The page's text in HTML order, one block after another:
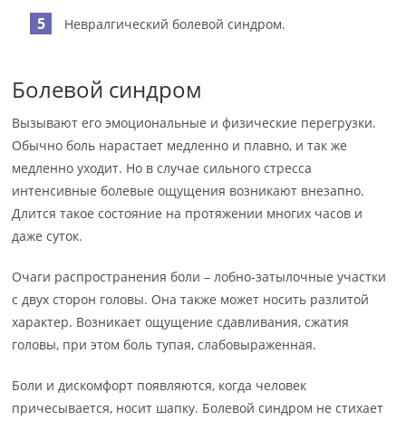
Невралгический болевой синдром.
Болевой синдром
Вызывают его эмоциональные и физические перегрузки.
Обычно боль нарастает медленно и плавно, и так же
медленно уходит. Но в случае сильного стресса
интенсивные болевые ощущения возникают внезапно.
Длится такое состояние на протяжении многих часов и
даже суток.
Очаги распространения боли – лобно-затылочные участки
с двух сторон головы. Она также может носить разлитой
характер. Возникает ощущение сдавливания, сжатия
головы, при этом боль тупая, слабовыраженная.
Боли и дискомфорт появляются, когда человек
причесывается, носит шапку. Болевой синдром не стихает